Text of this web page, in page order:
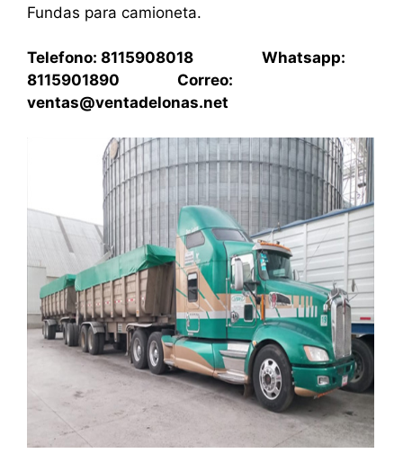
Fundas para camioneta.
Telefono: 8115908018 Whatsapp:
8115901890 Correo:
ventas@ventadelonas.net